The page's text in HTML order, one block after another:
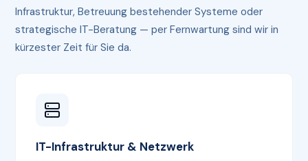
Infrastruktur, Betreuung bestehender Systeme oder
strategische IT-Beratung — per Fernwartung sind wir in
kürzester Zeit für Sie da.
IT-Infrastruktur & Netzwerk